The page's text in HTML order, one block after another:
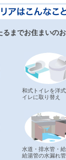
までお住まいの
和式トイレを洋式
イレに取り替え
水道・排水管・
給湯管の水漏れ